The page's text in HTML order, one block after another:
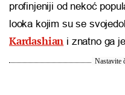
profinjeniji od nekoć
looka kojim su se
Kardashian i znatno ga
Nastavite